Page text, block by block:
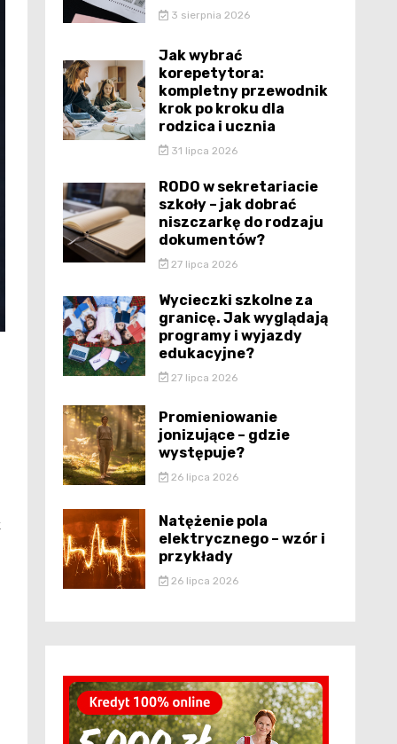
3 sierpnia 2026
Jak wybrać
korepetytora:
kompletny przewodnik
krok po kroku dla
rodzica i ucznia
31 lipca 2026
RODO w sekretariacie
szkoły – jak dobrać
niszczarkę do rodzaju
dokumentów?
27 lipca 2026
Wycieczki szkolne za
granicę. Jak wyglądają
programy i wyjazdy
edukacyjne?
27 lipca 2026
Promieniowanie
jonizujące – gdzie
występuje?
26 lipca 2026
Natężenie pola
elektrycznego – wzór i
przykłady
26 lipca 2026